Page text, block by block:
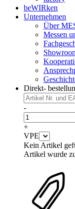
beWIRken
Unternehmen
Über
Messen
Direkt-
-
+
VPE
Kein Artikel
Artikel wurde